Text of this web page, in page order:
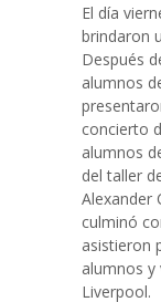
El día
brindaron
Después
alumnos
concierto
alumnos
del taller
Alexander
culminó
asistieron
alumnos y
Liverpool.